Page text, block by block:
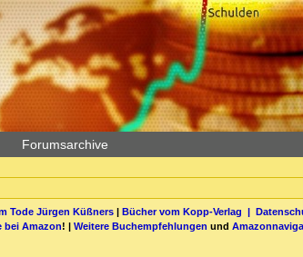
Forumsarchive
Tode Jürgen Küßners| Bücher vom Kopp-Verlag |
bei Amazon! | Weitere Buchempfehlungen und